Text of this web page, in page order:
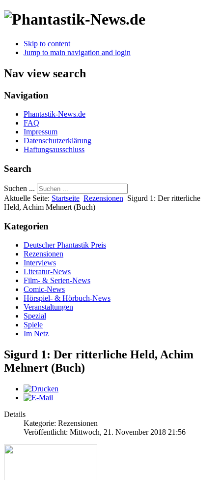
Skip to content
Jump to main navigation and login
Nav view search
Navigation
Phantastik-News.de
FAQ
Impressum
Datenschutzerklärung
Haftungsausschluss
Search
Suchen ...
Aktuelle Seite: Startseite Rezensionen Sigurd 1: Der ritterliche
Held, Achim Mehnert (Buch)
Kategorien
Deutscher Phantastik Preis
Rezensionen
Interviews
Literatur-News
Film- & Serien-News
Comic-News
Hörspiel- & Hörbuch-News
Veranstaltungen
Spezial
Spiele
Im Netz
Sigurd 1: Der ritterliche Held, Achim
Mehnert (Buch)
Details
Kategorie: Rezensionen
Veröffentlicht: Mittwoch, 21. November 2018 21:56